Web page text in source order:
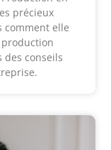
précieux
comment elle
conseils